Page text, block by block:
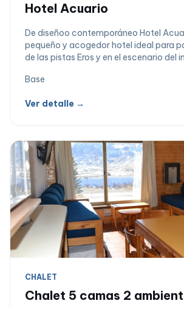
Hotel Acuario
De diseñoo contemporáneo Hotel
pequeño y acogedor hotel ideal para
de las pistas Eros y en el escenario del
del valle. Íntimo y moderno se presenta
para asegurar una experiencia
Base
Ver detalle →
CHALET
Chalet 5 camas 2